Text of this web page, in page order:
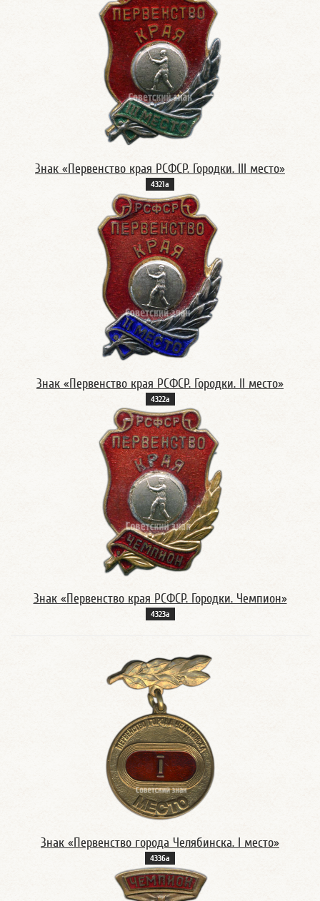
Знак «Первенство края РСФСР. Городки. III место»
4321а
Знак «Первенство края РСФСР. Городки. II место»
4322а
Знак «Первенство края РСФСР. Городки. Чемпион»
4323а
Знак «Первенство города Челябинска. I место»
4336а